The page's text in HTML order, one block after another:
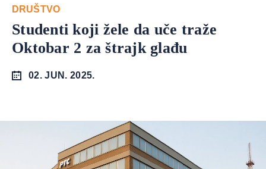
DRUŠTVO
Studenti koji žele da uče traže
Oktobar 2 za štrajk glađu
02. JUN. 2025.